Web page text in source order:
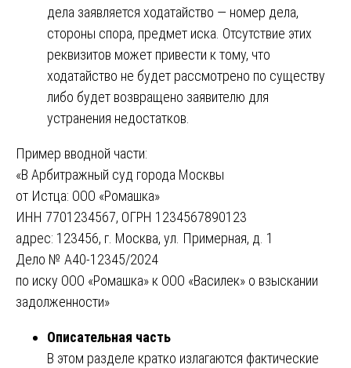
дела заявляется ходатайство — номер дела,
стороны спора, предмет иска. Отсутствие этих
реквизитов может привести к тому, что
ходатайство не будет рассмотрено по существу
либо будет возвращено заявителю для
устранения недостатков.
Пример вводной части:
«В Арбитражный суд города Москвы
от Истца: ООО «Ромашка»
ИНН 7701234567, ОГРН 1234567890123
адрес: 123456, г. Москва, ул. Примерная, д. 1
Дело № А40-12345/2024
по иску ООО «Ромашка» к ООО «Василек» о взыскании
задолженности»
Описательная часть
В этом разделе кратко излагаются фактические